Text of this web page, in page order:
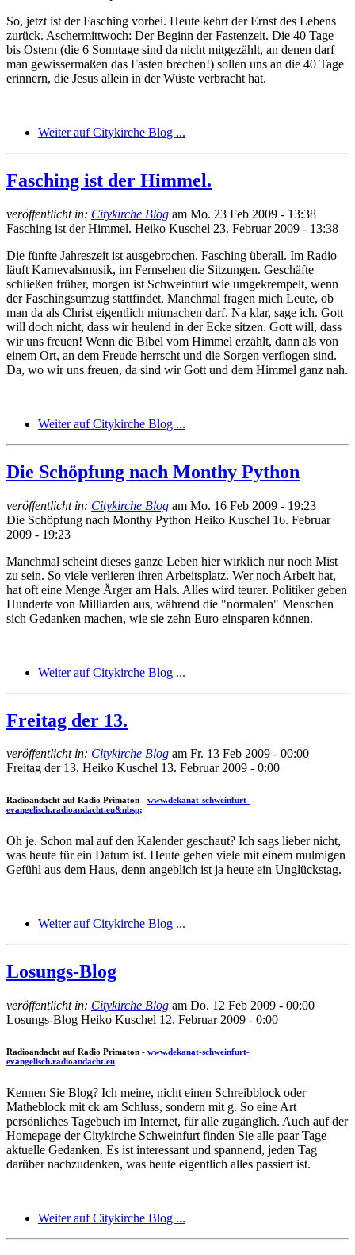
So, jetzt ist der Fasching vorbei. Heute kehrt der Ernst des Lebens
zurück. Aschermittwoch: Der Beginn der Fastenzeit. Die 40 Tage
bis Ostern (die 6 Sonntage sind da nicht mitgezählt, an denen darf
man gewissermaßen das Fasten brechen!) sollen uns an die 40 Tage
erinnern, die Jesus allein in der Wüste verbracht hat.
Weiter auf Citykirche Blog ...
Fasching ist der Himmel.
veröffentlicht in: Citykirche Blog am Mo. 23 Feb 2009 - 13:38
Fasching ist der Himmel. Heiko Kuschel 23. Februar 2009 - 13:38
Die fünfte Jahreszeit ist ausgebrochen. Fasching überall. Im Radio
läuft Karnevalsmusik, im Fernsehen die Sitzungen. Geschäfte
schließen früher, morgen ist Schweinfurt wie umgekrempelt, wenn
der Faschingsumzug stattfindet. Manchmal fragen mich Leute, ob
man da als Christ eigentlich mitmachen darf. Na klar, sage ich. Gott
will doch nicht, dass wir heulend in der Ecke sitzen. Gott will, dass
wir uns freuen! Wenn die Bibel vom Himmel erzählt, dann als von
einem Ort, an dem Freude herrscht und die Sorgen verflogen sind.
Da, wo wir uns freuen, da sind wir Gott und dem Himmel ganz nah.
Weiter auf Citykirche Blog ...
Die Schöpfung nach Monthy Python
veröffentlicht in: Citykirche Blog am Mo. 16 Feb 2009 - 19:23
Die Schöpfung nach Monthy Python Heiko Kuschel 16. Februar
2009 - 19:23
Manchmal scheint dieses ganze Leben hier wirklich nur noch Mist
zu sein. So viele verlieren ihren Arbeitsplatz. Wer noch Arbeit hat,
hat oft eine Menge Ärger am Hals. Alles wird teurer. Politiker geben
Hunderte von Milliarden aus, während die "normalen" Menschen
sich Gedanken machen, wie sie zehn Euro einsparen können.
Weiter auf Citykirche Blog ...
Freitag der 13.
veröffentlicht in: Citykirche Blog am Fr. 13 Feb 2009 - 00:00
Freitag der 13. Heiko Kuschel 13. Februar 2009 - 0:00
Radioandacht auf Radio Primaton - www.dekanat-schweinfurt-
evangelisch.radioandacht.eu&nbsp;
Oh je. Schon mal auf den Kalender geschaut? Ich sags lieber nicht,
was heute für ein Datum ist. Heute gehen viele mit einem mulmigen
Gefühl aus dem Haus, denn angeblich ist ja heute ein Unglückstag.
Weiter auf Citykirche Blog ...
Losungs-Blog
veröffentlicht in: Citykirche Blog am Do. 12 Feb 2009 - 00:00
Losungs-Blog Heiko Kuschel 12. Februar 2009 - 0:00
Radioandacht auf Radio Primaton - www.dekanat-schweinfurt-
evangelisch.radioandacht.eu
Kennen Sie Blog? Ich meine, nicht einen Schreibblock oder
Matheblock mit ck am Schluss, sondern mit g. So eine Art
persönliches Tagebuch im Internet, für alle zugänglich. Auch auf der
Homepage der Citykirche Schweinfurt finden Sie alle paar Tage
aktuelle Gedanken. Es ist interessant und spannend, jeden Tag
darüber nachzudenken, was heute eigentlich alles passiert ist.
Weiter auf Citykirche Blog ...